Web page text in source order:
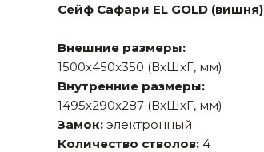
Ручной инструмент
Строительные и отделочные материалы
Садовый инструмент, вазоны, горшки и кашпо, теплицы, парники
Сейф Сафари EL GOLD (вишня)
Внешние размеры:
1500x450x350 (ВхШхГ, мм)
Внутренние размеры:
1495x290x287 (ВхШхГ, мм)
Замок: электронный
Количество стволов: 4